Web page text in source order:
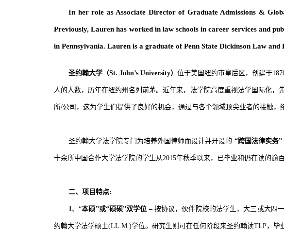
In her role as Associate Director of Graduate Admissions &
Previously, Lauren has worked in law schools in career services and
in Pennsylvania. Lauren is a graduate of Penn State Dickinson Law
圣约翰大学（St. John’s University） 位于美国纽约市皇后区，创建于
人的人数，历年在纽约州名列前茅。近年来，法学院高度重视法学国际化
所/公司，这为学生们提供了良好的机会，通过与各个领域顶尖业者的接触，
圣约翰大学法学院专门为培养外国律师而设计并开设的 “跨国法律实务”
十余所中国合作大学法学院的学生从2015年秋季以来，已毕业和仍在读的逾百
二、项目特点:
1 、“本硕”或“硕硕”双学位 – 按协议，伙伴院校的法学生，大三或大四
约翰大学法学硕士(LL.M.)学位。研究生则可在任何阶段来圣约翰读TLP，毕